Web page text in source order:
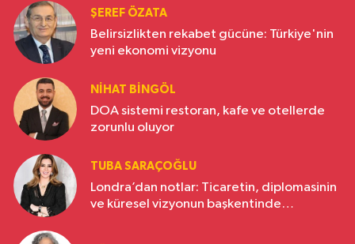
ŞEREF ÖZATA
Belirsizlikten rekabet gücüne: Türkiye'nin
yeni ekonomi vizyonu
NIHAT BINGÖL
DOA sistemi restoran, kafe ve otellerde
zorunlu oluyor
TUBA SARAÇOĞLU
Londra’dan notlar: Ticaretin, diplomasinin
ve küresel vizyonun başkentinde